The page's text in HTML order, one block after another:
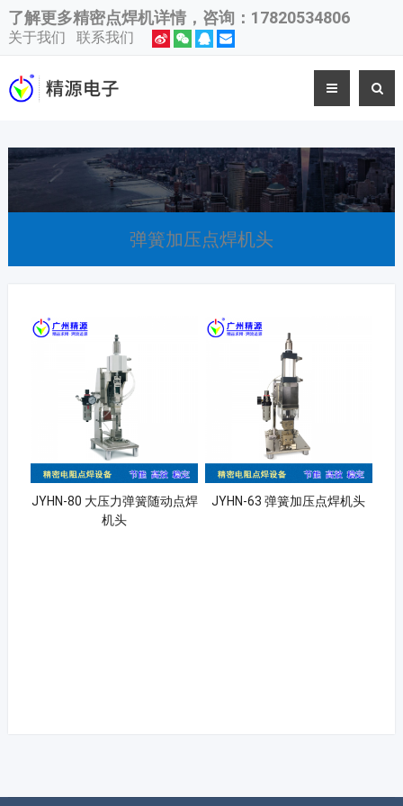
了解更多精密点焊机详情，咨询：17820534806
关于我们 联系我们
弹簧加压点焊机头
JYHN-80 大压力弹簧随动点焊
机头
JYHN-63 弹簧加压点焊机头